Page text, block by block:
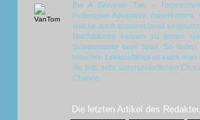
Bei A Bavarian Tale –
Rollenspiel-Adventure
welche auch entsprechend
Machtblöcke kennen zu lernen
Schattenseite beim Spiel. So
bisschen Leidensfähigkeit kann
die teils sehr unterschiedlichen
Chance.
Die letzten Artikel des